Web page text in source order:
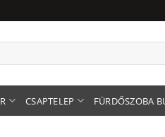
CSAPTELEP FÜRDŐSZOBA